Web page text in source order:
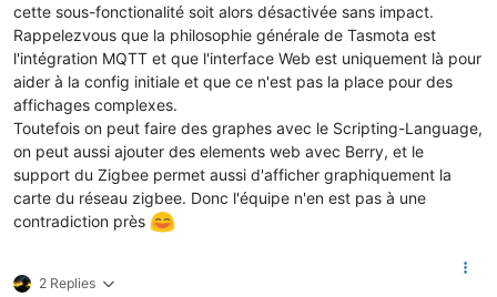
cette sous-fonctionalité soit alors désactivée sans impact.
Rappelezvous que la philosophie générale de Tasmota est
l'intégration MQTT et que l'interface Web est uniquement là pour
aider à la config initiale et que ce n'est pas la place pour des
affichages complexes.
Toutefois on peut faire des graphes avec le Scripting-Language,
on peut aussi ajouter des elements web avec Berry, et le
support du Zigbee permet aussi d'afficher graphiquement la
carte du réseau zigbee. Donc l'équipe n'en est pas à une
contradiction près
2 Replies